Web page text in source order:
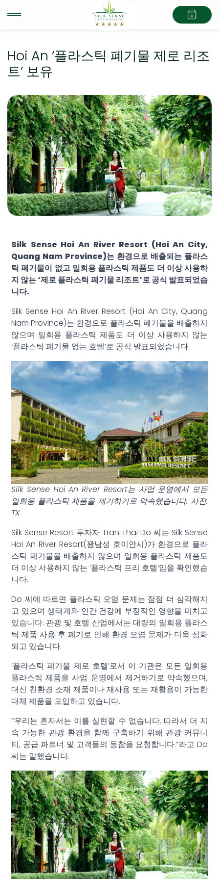
Hoi An ‘플라스틱 폐기물 제로 리조
트’ 보유
Silk Sense Hoi An River Resort (Hoi An City,
Quang Nam Province)는 환경으로 배출되는 플라스
틱 폐기물이 없고 일회용 플라스틱 제품도 더 이상 사용하
지 않는 ‘제로 플라스틱 폐기물 리조트’로 공식 발표되었습
니다.
Silk Sense Hoi An River Resort (Hoi An City, Quang
Nam Province)는 환경으로 플라스틱 폐기물을 배출하지
않으며 일회용 플라스틱 제품도 더 이상 사용하지 않는
‘플라스틱 폐기물 없는 호텔’로 공식 발표되었습니다.
Silk Sense Hoi An River Resort는 사업 운영에서 모든
일회용 플라스틱 제품을 제거하기로 약속했습니다. 사진:
TX
Silk Sense Resort 투자자 Tran Thai Do 씨는 Silk Sense
Hoi An River Resort(꽝남성 호이안시)가 환경으로 플라
스틱 폐기물을 배출하지 않으며 일회용 플라스틱 제품도
더 이상 사용하지 않는 ‘플라스틱 프리 호텔’임을 확인했습
니다.
Do 씨에 따르면 플라스틱 오염 문제는 점점 더 심각해지
고 있으며 생태계와 인간 건강에 부정적인 영향을 미치고
있습니다. 관광 및 호텔 산업에서는 대량의 일회용 플라스
틱 제품 사용 후 폐기로 인해 환경 오염 문제가 더욱 심화
되고 있습니다.
‘플라스틱 폐기물 제로 호텔’로서 이 기관은 모든 일회용
플라스틱 제품을 사업 운영에서 제거하기로 약속했으며,
대신 친환경 소재 제품이나 재사용 또는 재활용이 가능한
대체 제품을 도입하고 있습니다.
“우리는 혼자서는 이를 실현할 수 없습니다. 따라서 더 지
속 가능한 관광 환경을 함께 구축하기 위해 관광 커뮤니
티, 공급 파트너 및 고객들의 동참을 요청합니다.”라고 Do
씨는 말했습니다.